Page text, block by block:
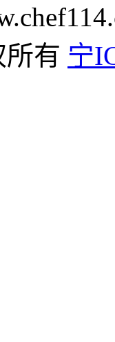
有 宁